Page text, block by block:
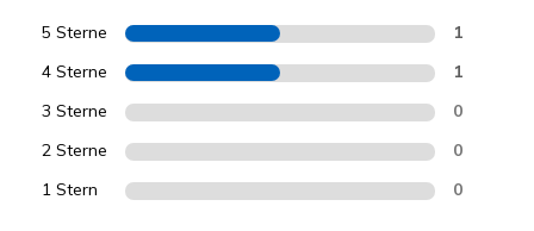
5 Sterne 1
4 Sterne 1
3 Sterne 0
2 Sterne 0
1 Stern 0